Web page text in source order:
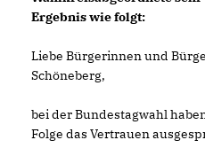
Ergebnis wie folgt:
Liebe Bürgerinnen und
Schöneberg,
bei der Bundestagwahl
Folge das Vertrauen